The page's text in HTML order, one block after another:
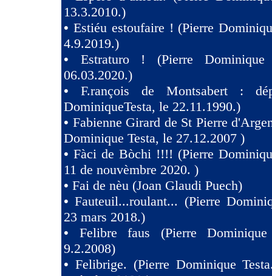
13.3.2010.)
• Estiéu estoufaire ! (Pierre
4.9.2019.)
• Estraturo ! (Pierre
06.03.2020.)
• F.rançois de Montsabert :
DominiqueTesta, le 22.11.1990.)
• Fabienne Girard de St Pierre
Dominique Testa, le 27.12.2007 )
• Fàci de Bòchi !!!! (Pierre
11 de nouvèmbre 2020. )
• Fai de nèu (Joan Glaudi Puech)
•Fauteuil...roulant... (Pierre
23 mars 2018.)
• Felibre faus (Pierre
9.2.2008)
• Felibrige. (Pierre Dominique